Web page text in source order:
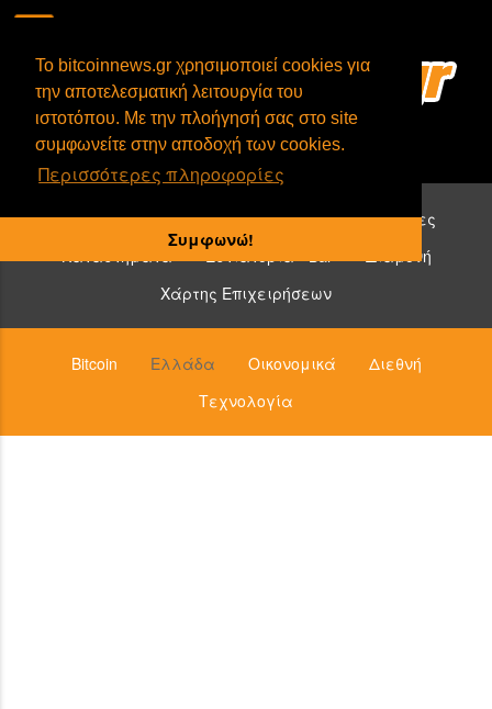
To bitcoinnews.gr χρησιμοποιεί cookies για
την αποτελεσματική λειτουργία του
ιστοτόπου. Με την πλοήγησή σας στο site
συμφωνείτε στην αποδοχή των cookies.
Περισσότερες πληροφορίες
Συμφωνώ!
Επιχειρήσεις που δέχονται bitcoin:
Υπηρεσίες
Καταστήματα
Εστιατόρια - Bar
Διαμονή
Χάρτης Επιχειρήσεων
Bitcoin Ελλάδα Οικονομικά
Διεθνή
Τεχνολογία